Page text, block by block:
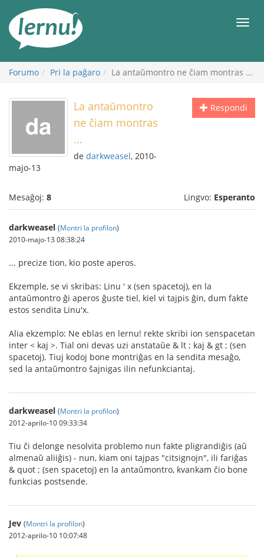
enhavo
Forumo Pri la paĝaro La antaŭmontro ne ĉiam montras ...
Respondi
La antaŭmontro
ne ĉiam montras
...
de darkweasel, 2010-
majo-13
Mesaĝoj: 8 Lingvo: Esperanto
darkweasel (Montri la profilon)
2010-majo-13 08:38:24
... precize tion, kio poste aperos.
Ekzemple, se vi skribas: Linu ' x (sen spacetoj), en la
antaŭmontro ĝi aperos ĝuste tiel, kiel vi tajpis ĝin, dum fakte
estos sendita Linu'x.
Alia ekzemplo: Ne eblas en lernu! rekte skribi ion senspacetan
inter < kaj >. Tial oni devas uzi anstataŭe & lt ; kaj & gt ; (sen
spacetoj). Tiuj kodoj bone montriĝas en la sendita mesaĝo,
sed la antaŭmontro ŝajnigas ilin nefunkciantaj.
darkweasel (Montri la profilon)
2012-aprilo-10 09:33:34
Tiu ĉi delonge nesolvita problemo nun fakte pligrandiĝis (aŭ
almenaŭ aliiĝis) - nun, kiam oni tajpas "citsignojn", ili fariĝas
& quot ; (sen spacetoj) en la antaŭmontro, kvankam ĉio bone
funkcias postsende.
Jev (Montri la profilon)
2012-aprilo-10 10:07:48